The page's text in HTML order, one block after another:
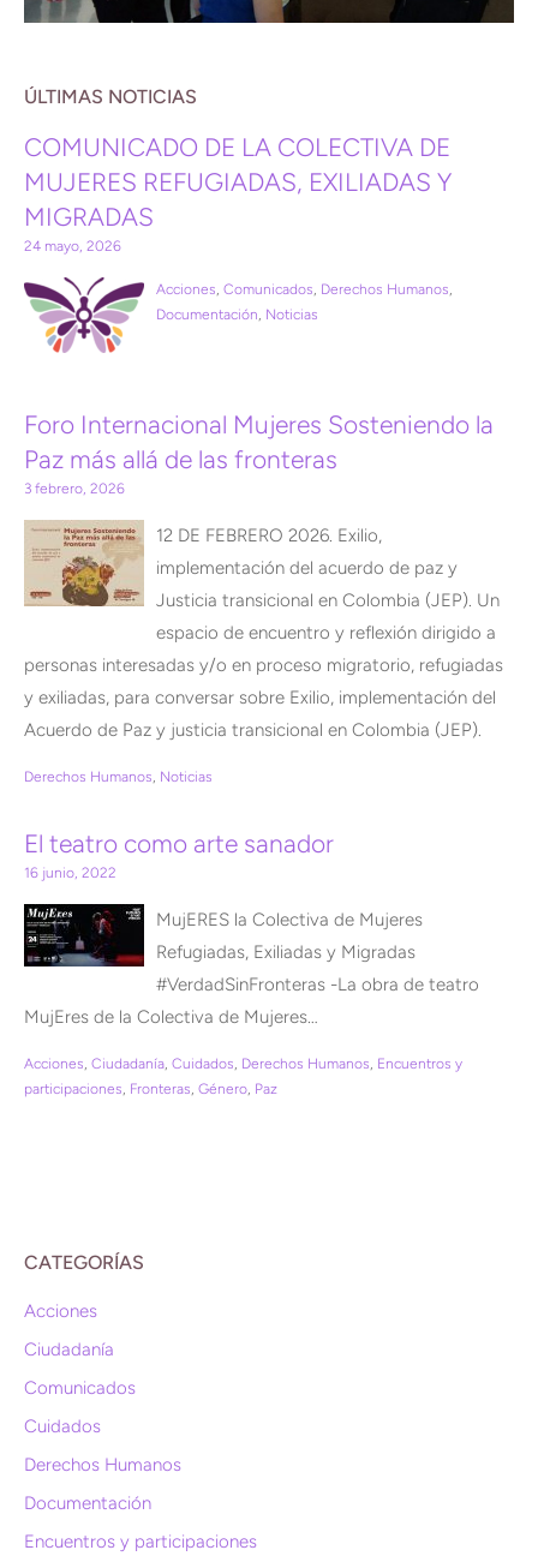
ÚLTIMAS NOTICIAS
COMUNICADO DE LA COLECTIVA DE
MUJERES REFUGIADAS, EXILIADAS Y
MIGRADAS
24 mayo, 2026
Acciones Comunicados Derechos Humanos
Documentación Noticias
Foro Internacional Mujeres Sosteniendo la
Paz más allá de las fronteras
3 febrero, 2026
12 DE FEBRERO 2026. Exilio,
implementación del acuerdo de paz y
Justicia transicional en Colombia (JEP). Un
espacio de encuentro y reflexión dirigido a
personas interesadas y/o en proceso migratorio, refugiadas
y exiliadas, para conversar sobre Exilio, implementación del
Acuerdo de Paz y justicia transicional en Colombia (JEP).
Derechos Humanos Noticias
El teatro como arte sanador
16 junio, 2022
MujERES la Colectiva de Mujeres
Refugiadas, Exiliadas y Migradas
#VerdadSinFronteras -La obra de teatro
MujEres de la Colectiva de Mujeres…
Acciones Ciudadanía Cuidados Derechos Humanos Encuentros y
participaciones Fronteras Género Paz
CATEGORÍAS
Acciones
Ciudadanía
Comunicados
Cuidados
Derechos Humanos
Documentación
Encuentros y participaciones